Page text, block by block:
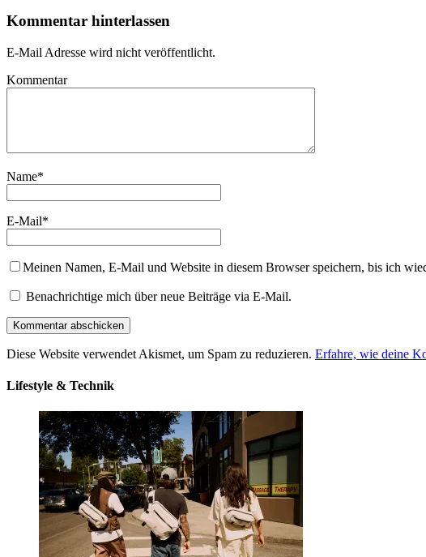
Kommentar hinterlassen
E-Mail Adresse wird nicht veröffentlicht.
Kommentar
Name*
E-Mail*
Meinen Namen, E-Mail und Website in diesem Browser speichern, bis ich
Benachrichtige mich über neue Beiträge via E-Mail.
Diese Website verwendet Akismet, um Spam zu reduzieren. Erfahre, wie deine
Lifestyle & Technik